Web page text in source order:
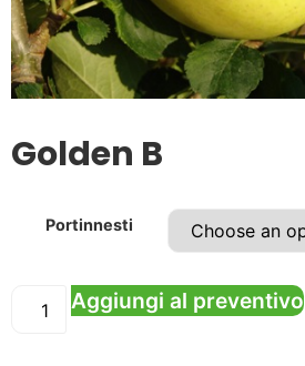
Golden B
Portinnesti
Aggiungi al preventivo